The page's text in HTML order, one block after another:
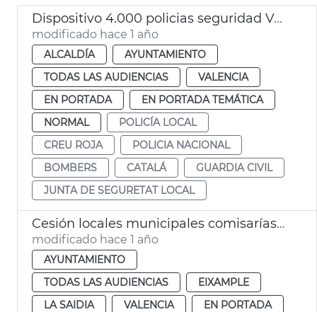
Dispositivo 4.000 policias seguridad València en Navidad
modificado hace 1 año
ALCALDÍA
AYUNTAMIENTO
TODAS LAS AUDIENCIAS
VALENCIA
EN PORTADA
EN PORTADA TEMÁTICA
NORMAL
POLICÍA LOCAL
CREU ROJA
POLICIA NACIONAL
BOMBERS
CATALÁ
GUARDIA CIVIL
JUNTA DE SEGURETAT LOCAL
Cesión locales municipales comisarías Policía Nacional València
modificado hace 1 año
AYUNTAMIENTO
TODAS LAS AUDIENCIAS
EIXAMPLE
LA SAIDIA
VALENCIA
EN PORTADA